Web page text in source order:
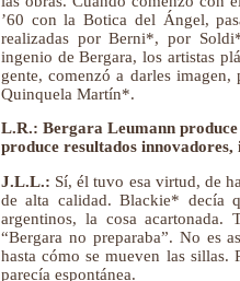
’60 con la Botica del Ángel,
realizadas por Berni*, por
ingenio de Bergara, los artistas
gente, comenzó a darles
Quinquela Martín*.
L.R.: Bergara Leumann
produce resultados innovadores,
J.L.L.: Sí, él tuvo esa virtud, de
de alta calidad. Blackie* decía
argentinos, la cosa acartonada.
“Bergara no preparaba”. No es
hasta cómo se mueven las sillas.
parecía espontánea.